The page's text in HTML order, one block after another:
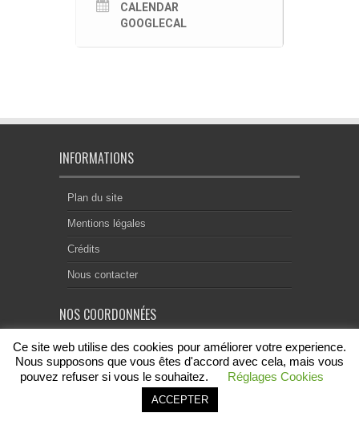
CALENDAR
GOOGLECAL
INFORMATIONS
Plan du site
Mentions légales
Crédits
Nous contacter
NOS COORDONNÉES
Centre Notarial de Droit Européen
18, rue Chevreul
69007 Lyon
contact@acenode.eu
Ce site web utilise des cookies pour améliorer votre experience.
Nous supposons que vous êtes d'accord avec cela, mais vous
pouvez refuser si vous le souhaitez.
Réglages Cookies
ACCEPTER